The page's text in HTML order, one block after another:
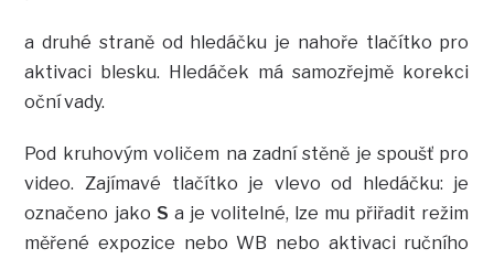
a druhé straně od hledáčku je nahoře tlačítko pro
aktivaci blesku. Hledáček má samozřejmě korekci
oční vady.
Pod kruhovým voličem na zadní stěně je spoušť pro
video. Zajímavé tlačítko je vlevo od hledáčku: je
označeno jako S a je volitelné, lze mu přiřadit režim
měřené expozice nebo WB nebo aktivaci ručního